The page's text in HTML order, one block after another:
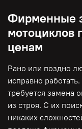
Фирменные
мотоциклов
ценам
Рано или поздно
исправно
требуется замена
из строя. С их
никаких